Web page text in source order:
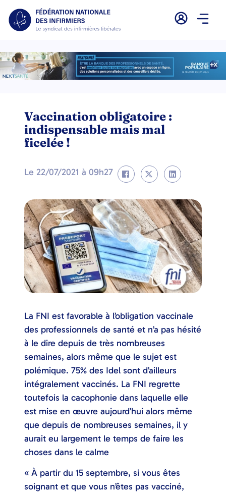
Vaccination obligatoire :
indispensable mais mal
ficelée !
Le 22/07/2021 à 09h27
La FNI est favorable à l’obligation vaccinale
des professionnels de santé et n’a pas hésité
à le dire depuis de très nombreuses
semaines, alors même que le sujet est
polémique. 75% des Idel sont d’ailleurs
intégralement vaccinés. La FNI regrette
toutefois la cacophonie dans laquelle elle
est mise en œuvre aujourd’hui alors même
que depuis de nombreuses semaines, il y
aurait eu largement le temps de faire les
choses dans le calme
« À partir du 15 septembre, si vous êtes
soignant et que vous n’êtes pas vacciné,